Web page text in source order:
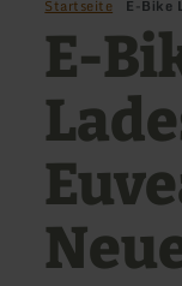
Startseite E-Bike
E-